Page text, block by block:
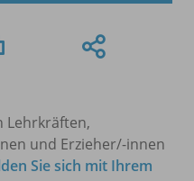
Lehrkräften,
und Erzieher/-innen
Sie sich mit Ihrem